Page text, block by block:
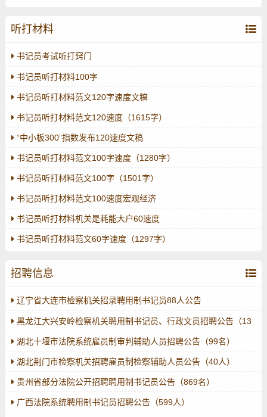
听打材料
书记员考试听打窍门
书记员听打材料100字
书记员听打材料范文120字速度文稿
书记员听打材料范文120速度（1615字）
“中小板300”指数发布120速度文稿
书记员听打材料范文100字速度（1280字）
书记员听打材料范文100字（1501字）
书记员听打材料范文100速度宏观经济
书记员听打材料机关是耗能大户60速度
书记员听打材料范文60字速度（1297字）
招聘信息
辽宁省大连市检察机关招录聘用制书记员88人公告
黑龙江大兴安岭检察机关聘用制书记员、行政文员招聘公告（13
人）
湖北十堰市法院系统雇员制审判辅助人员招聘公告（99名）
湖北荆门市检察机关招聘雇员制检察辅助人员公告（40人）
贵州省部分法院公开招聘聘用制书记员公告（869名）
广西法院系统聘用制书记员招聘公告（599人）